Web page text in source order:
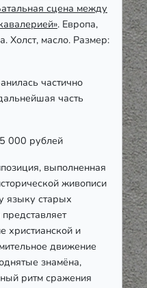
сцена между
. Европа,
Холст, масло. Размер:
частично
часть
000 рублей
выполненная
живописи
языку старых
христианской и
движение
знамёна,
ритм сражения